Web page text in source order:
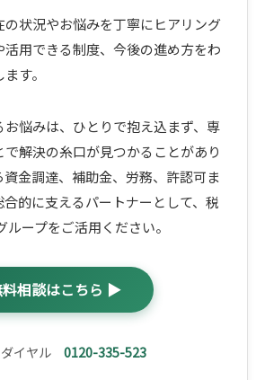
状況やお悩みを丁寧にヒアリング
活用できる制度、今後の進め方をわ
す。
悩みは、ひとりで抱え込まず、専
解決の糸口が見つかることがあり
資金調達、補助金、労務、許認可ま
的に支えるパートナーとして、税
ープをご活用ください。
相談はこちら ▶
イヤル 0120-335-523